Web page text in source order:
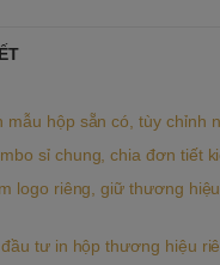
mẫu hộp sẵn có, tùy chỉnh
sỉ chung, chia đơn tiết
logo riêng, giữ thương
tư in hộp thương hiệu